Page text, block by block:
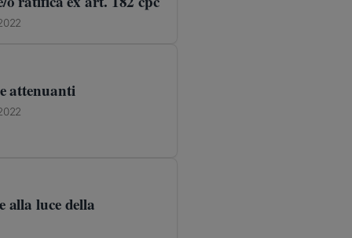
attenuanti
alla luce della